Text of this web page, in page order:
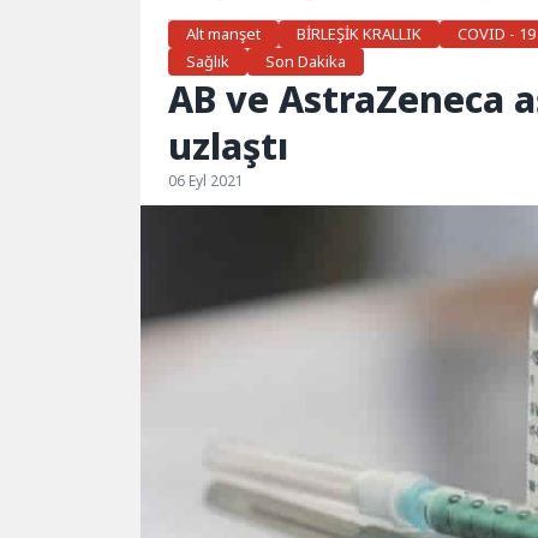
Alt manşet
BİRLEŞİK KRALLIK COVID - 19
Sağlık
Son Dakika
AB ve AstraZeneca
uzlaştı
06 Eyl 2021